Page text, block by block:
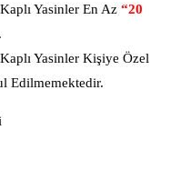
Yasinler En Az “20
Yasinler Kişiye Özel
Edilmemektedir.